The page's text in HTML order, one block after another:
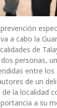
a cabo la
de
personas,
entre los
de un
la localidad
a su